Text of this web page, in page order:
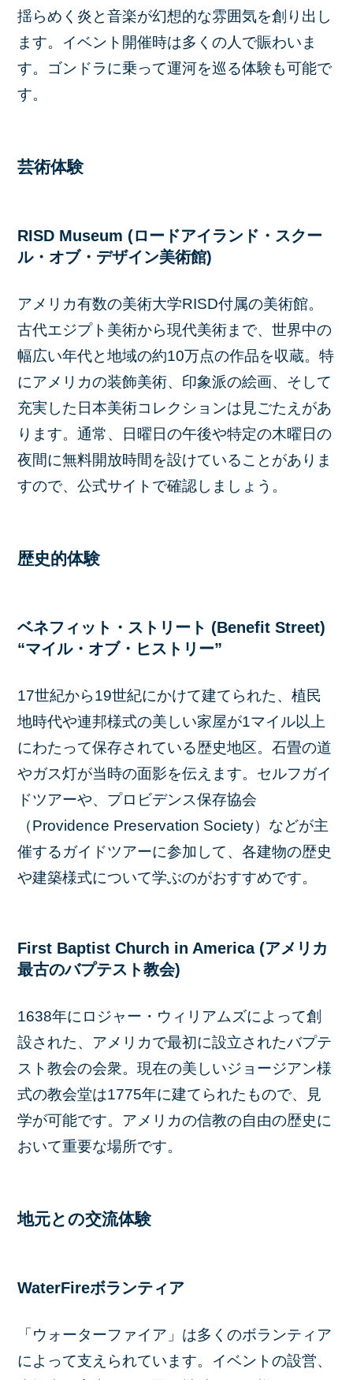
揺らめく炎と音楽が幻想的な雰囲気を創り出し
ます。イベント開催時は多くの人で賑わいま
す。ゴンドラに乗って運河を巡る体験も可能で
す。
芸術体験
RISD Museum (ロードアイランド・スクー
ル・オブ・デザイン美術館)
アメリカ有数の美術大学RISD付属の美術館。
古代エジプト美術から現代美術まで、世界中の
幅広い年代と地域の約10万点の作品を収蔵。特
にアメリカの装飾美術、印象派の絵画、そして
充実した日本美術コレクションは見ごたえがあ
ります。通常、日曜日の午後や特定の木曜日の
夜間に無料開放時間を設けていることがありま
すので、公式サイトで確認しましょう。
歴史的体験
ベネフィット・ストリート (Benefit Street)
“マイル・オブ・ヒストリー”
17世紀から19世紀にかけて建てられた、植民
地時代や連邦様式の美しい家屋が1マイル以上
にわたって保存されている歴史地区。石畳の道
やガス灯が当時の面影を伝えます。セルフガイ
ドツアーや、プロビデンス保存協会
（Providence Preservation Society）などが主
催するガイドツアーに参加して、各建物の歴史
や建築様式について学ぶのがおすすめです。
First Baptist Church in America (アメリカ
最古のバプテスト教会)
1638年にロジャー・ウィリアムズによって創
設された、アメリカで最初に設立されたバプテ
スト教会の会衆。現在の美しいジョージアン様
式の教会堂は1775年に建てられたもので、見
学が可能です。アメリカの信教の自由の歴史に
おいて重要な場所です。
地元との交流体験
WaterFireボランティア
「ウォーターファイア」は多くのボランティア
によって支えられています。イベントの設営、